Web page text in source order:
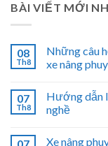
BÀI VIẾT MỚI
08
Th8
Những câu
xe nâng phuy
07
Th8
Hướng dẫn
nghề
Xe nâng